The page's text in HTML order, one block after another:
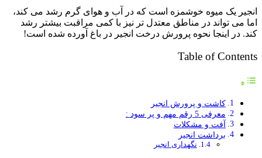
انجیر یک میوه خوشمزه است که در آب و هوای گرم رشد می کند،
اما می تواند در مناطق معتدل تر نیز با کمی مراقبت بیشتر رشد
کند. در اینجا نحوه پرورش درخت انجیر در باغ آورده شده است!
Table of Contents
کاشت و پرورش انجیر
معرفی 5 رقم مهم و پر سود :
آفت و مشکلات
برداشت انجیر
نگهداری انجیر